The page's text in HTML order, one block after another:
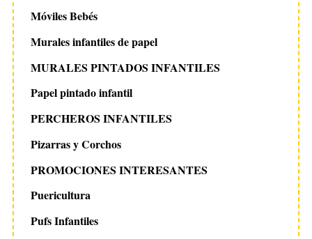
Móviles Bebés
Murales infantiles de papel
MURALES PINTADOS INFANTILES
Papel pintado infantil
PERCHEROS INFANTILES
Pizarras y Corchos
PROMOCIONES INTERESANTES
Puericultura
Pufs Infantiles